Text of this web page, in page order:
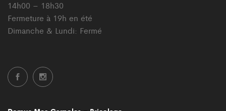
14h00 – 18h30
Fermeture à 19h en été
Dimanche & Lundi: Fermé